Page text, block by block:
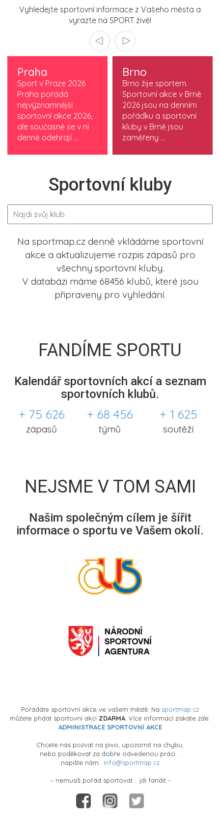
Vyhledejte sportovní informace z Vašeho města a
vyrazte na SPORT živě!
Praha
Sport v Praze 2026
Praha pořádá
nejvýznamnější
sportovní akce 2026,
ale současně se v ní
denně odehrají ...
Brno
Brno žije sportem.
Sportovní akce v Brně
2026 jsou na denním
pořádku a sportovní
kluby v Brně jsou
zaměřeny ...
Sportovní kluby
Na sportmap.cz denně vkládáme sportovní
akce a aktualizujeme rozpis zápasů pro
všechny sportovní kluby.
V databázi máme 68456 klubů, které jsou
připraveny pro vyhledání.
FANDÍME SPORTU
Kalendář sportovních akcí a seznam
sportovních klubů.
+ 75 626
zápasů
+ 68 456
týmů
+ 1 625
soutěží
NEJSME V TOM SAMI
Našim společným cílem je šířit
informace o sportu ve Vašem okolí.
Pořádáte sportovní akce ve vašem městě. Na sportmap.cz
můžete přidat sportovní akci ZDARMA . Více informací získáte zde:
ADMINISTRACE SPORTOVNÍ AKCE
Chcete nás pozvat na pivo, upozornit na chybu,
nebo poděkovat za dobře odvedenou práci ..
napište nám.. info@sportmap.cz
– nemusíš pořád sportovat .. jdi fandit -